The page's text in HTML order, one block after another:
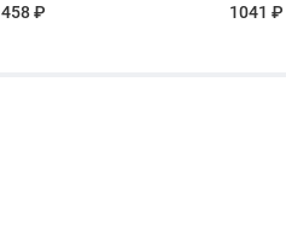
шоколадная 0,8 кг
458 ₽ 1041 ₽